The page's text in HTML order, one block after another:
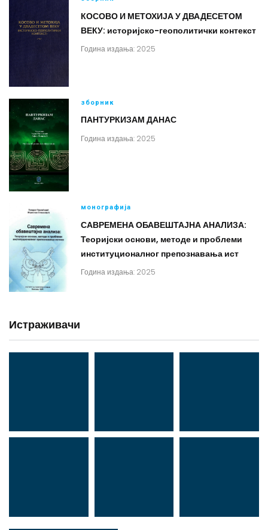
КОСОВО И МЕТОХИЈА У ДВАДЕСЕТОМ
ВЕКУ: историјско-геополитички контекст
Година издања: 2025
зборник
ПАНТУРКИЗАМ ДАНАС
Година издања: 2025
монографија
САВРЕМЕНА ОБАВЕШТАЈНА АНАЛИЗА:
Теоријски основи, методе и проблеми
институционалног препознавања ист
Година издања: 2025
Истраживачи